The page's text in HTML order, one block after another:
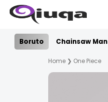
Boruto Chainsaw Man
Home ❯ One Piece